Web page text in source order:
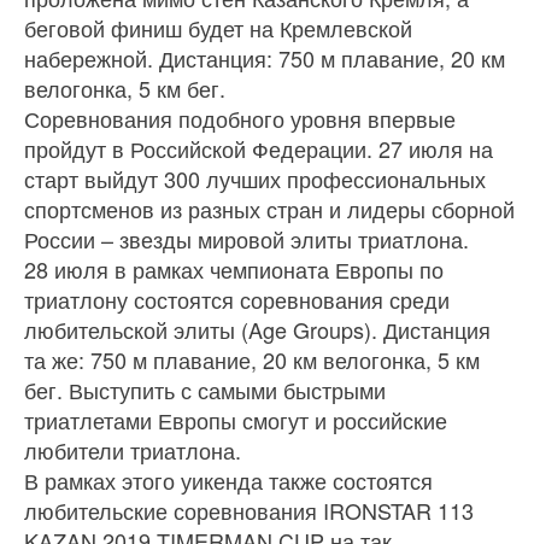
беговой финиш будет на Кремлевской
набережной. Дистанция: 750 м плавание, 20 км
велогонка, 5 км бег.
Соревнования подобного уровня впервые
пройдут в Российской Федерации. 27 июля на
старт выйдут 300 лучших профессиональных
спортсменов из разных стран и лидеры сборной
России – звезды мировой элиты триатлона.
28 июля в рамках чемпионата Европы по
триатлону состоятся соревнования среди
любительской элиты (Age Groups). Дистанция
та же: 750 м плавание, 20 км велогонка, 5 км
бег. Выступить с самыми быстрыми
триатлетами Европы смогут и российские
любители триатлона.
В рамках этого уикенда также состоятся
любительские соревнования IRONSTAR 113